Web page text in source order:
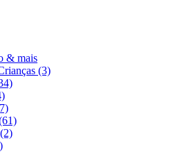
& mais
(3)